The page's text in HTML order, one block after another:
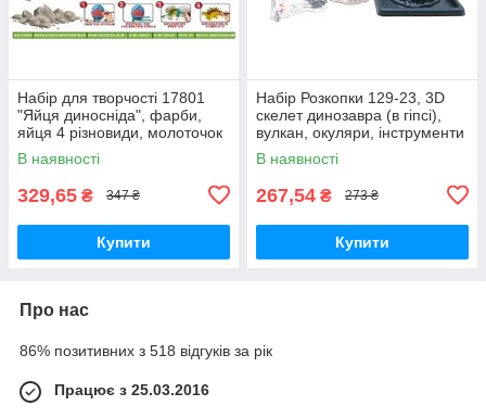
Набір для творчості 17801
"Яйця диносніда", фарби,
яйця 4 різновиди, молоточок
В наявності
329,65 ₴ 347 ₴
Купити
Набір Розкопки 129-23, 3D
скелет динозавра (в гіпсі),
вулкан, окуляри, інструменти
В наявності
267,54 ₴ 273 ₴
Купити
Про нас
86% позитивних з 518 відгуків за рік
Працює з 25.03.2016